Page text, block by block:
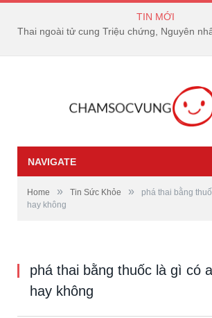
TIN MỚI
NAVIGATE
Home » Tin Sức Khỏe »
phá thai bằng
hay không
phá thai bằng thuốc là gì có
hay không